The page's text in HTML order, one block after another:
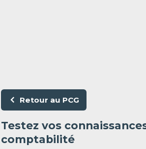
Retour au PCG
Testez vos
comptabilité